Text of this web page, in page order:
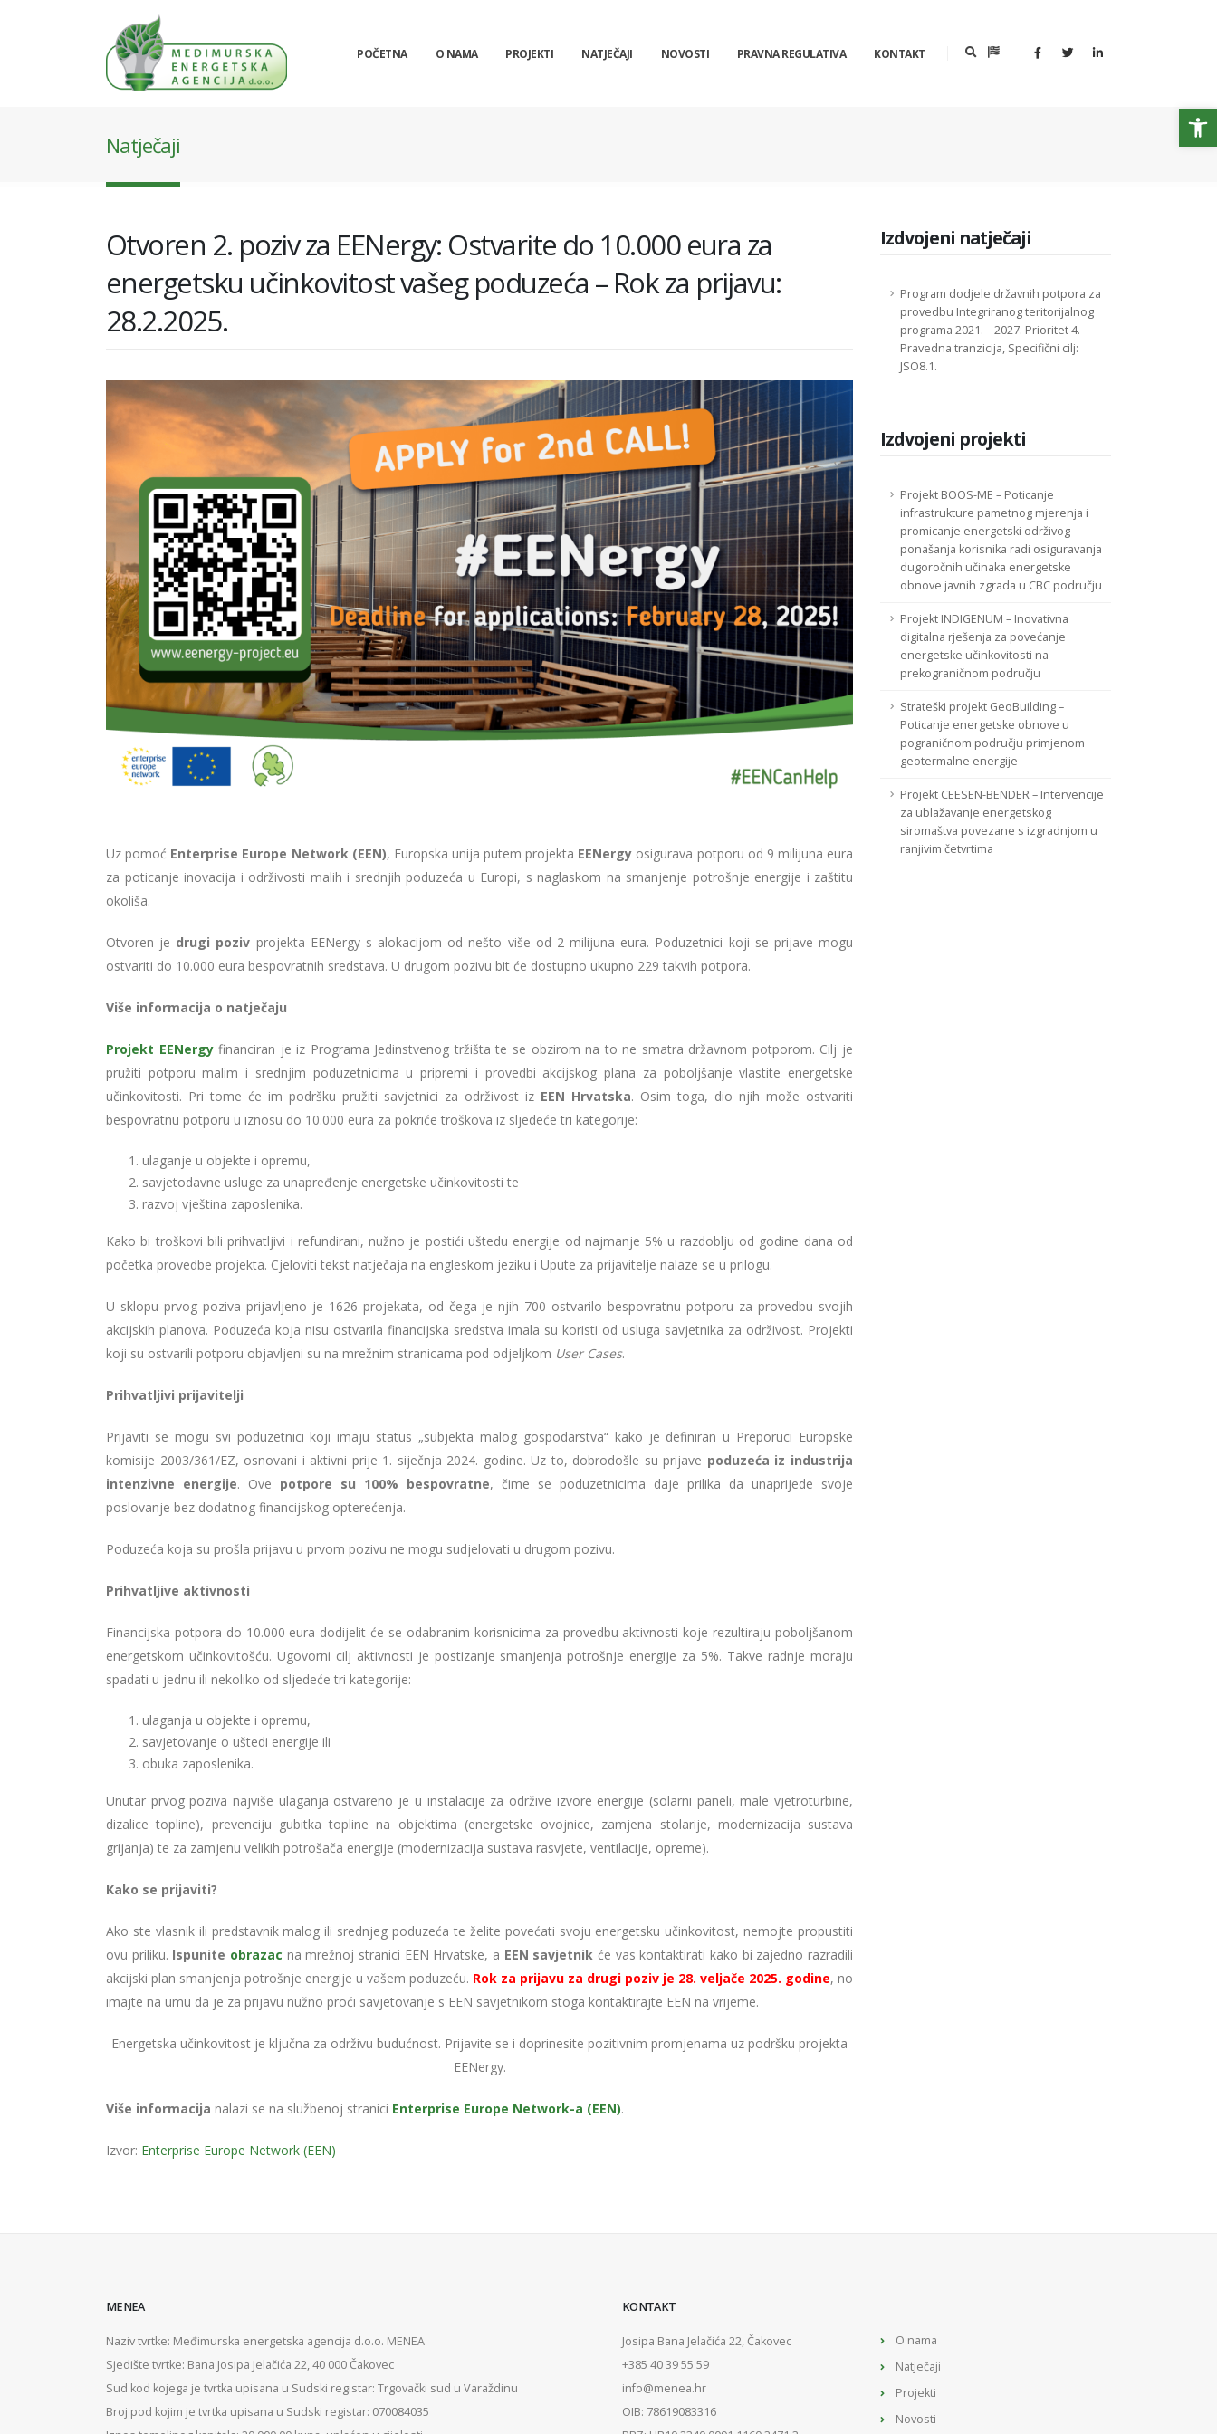
POČETNA O NAMA PROJEKTI NATJEČAJI NOVOSTI PRAVNA REGULATIVA KONTAKT
Natječaji
Otvoren 2. poziv za EENergy: Ostvarite do 10.000 eura za
energetsku učinkovitost vašeg poduzeća – Rok za prijavu:
28.2.2025.
Uz pomoć Enterprise Europe Network (EEN), Europska unija putem projekta EENergy osigurava potporu od 9 milijuna eura
za poticanje inovacija i održivosti malih i srednjih poduzeća u Europi, s naglaskom na smanjenje potrošnje energije i zaštitu
okoliša.
Otvoren je drugi poziv projekta EENergy s alokacijom od nešto više od 2 milijuna eura. Poduzetnici koji se prijave mogu
ostvariti do 10.000 eura bespovratnih sredstava. U drugom pozivu bit će dostupno ukupno 229 takvih potpora.
Više informacija o natječaju
Projekt EENergyfinanciran je iz Programa Jedinstvenog tržišta te se obzirom na to ne smatra državnom potporom. Cilj je
pružiti potporu malim i srednjim poduzetnicima u pripremi i provedbi akcijskog plana za poboljšanje vlastite energetske
učinkovitosti. Pri tome će im podršku pružiti savjetnici za održivost iz EEN Hrvatska. Osim toga, dio njih može ostvariti
bespovratnu potporu u iznosu do 10.000 eura za pokriće troškova iz sljedeće tri kategorije:
ulaganje u objekte i opremu,
savjetodavne usluge za unapređenje energetske učinkovitosti te
razvoj vještina zaposlenika.
Kako bi troškovi bili prihvatljivi i refundirani, nužno je postići uštedu energije od najmanje 5% u razdoblju od godine dana od
početka provedbe projekta. Cjeloviti tekst natječaja na engleskom jeziku i Upute za prijavitelje nalaze se u prilogu.
U sklopu prvog poziva prijavljeno je 1626 projekata, od čega je njih 700 ostvarilo bespovratnu potporu za provedbu svojih
akcijskih planova. Poduzeća koja nisu ostvarila financijska sredstva imala su koristi od usluga savjetnika za održivost. Projekti
koji su ostvarili potporu objavljeni su na mrežnim stranicama pod odjeljkom User Cases.
Prihvatljivi prijavitelji
Prijaviti se mogu svi poduzetnici koji imaju status „subjekta malog gospodarstva“ kako je definiran u Preporuci Europske
komisije 2003/361/EZ, osnovani i aktivni prije 1. siječnja 2024. godine. Uz to, dobrodošle su prijave poduzeća iz industrija
intenzivne energije. Ove potpore su 100% bespovratne, čime se poduzetnicima daje prilika da unaprijede svoje
poslovanje bez dodatnog financijskog opterećenja.
Poduzeća koja su prošla prijavu u prvom pozivu ne mogu sudjelovati u drugom pozivu.
Prihvatljive aktivnosti
Financijska potpora do 10.000 eura dodijelit će se odabranim korisnicima za provedbu aktivnosti koje rezultiraju poboljšanom
energetskom učinkovitošću. Ugovorni cilj aktivnosti je postizanje smanjenja potrošnje energije za 5%. Takve radnje moraju
spadati u jednu ili nekoliko od sljedeće tri kategorije:
ulaganja u objekte i opremu,
savjetovanje o uštedi energije ili
obuka zaposlenika.
Unutar prvog poziva najviše ulaganja ostvareno je u instalacije za održive izvore energije (solarni paneli, male vjetroturbine,
dizalice topline), prevenciju gubitka topline na objektima (energetske ovojnice, zamjena stolarije, modernizacija sustava
grijanja) te za zamjenu velikih potrošača energije (modernizacija sustava rasvjete, ventilacije, opreme).
Kako se prijaviti?
Ako ste vlasnik ili predstavnik malog ili srednjeg poduzeća te želite povećati svoju energetsku učinkovitost, nemojte propustiti
ovu priliku. Ispunite obrazac na mrežnoj stranici EEN Hrvatske, a EEN savjetnik će vas kontaktirati kako bi zajedno razradili
akcijski plan smanjenja potrošnje energije u vašem poduzeću. Rok za prijavu za drugi poziv je 28. veljače 2025. godine, no
imajte na umu da je za prijavu nužno proći savjetovanje s EEN savjetnikom stoga kontaktirajte EEN na vrijeme.
Energetska učinkovitost je ključna za održivu budućnost. Prijavite se i doprinesite pozitivnim promjenama uz podršku projekta
EENergy.
Više informacija nalazi se na službenoj stranici Enterprise Europe Network-a (EEN).
Izvor: Enterprise Europe Network (EEN)
Izdvojeni natječaji
Program dodjele državnih potpora za
provedbu Integriranog teritorijalnog
programa 2021. – 2027. Prioritet 4.
Pravedna tranzicija, Specifični cilj:
JSO8.1.
Izdvojeni projekti
Projekt BOOS-ME – Poticanje
infrastrukture pametnog mjerenja i
promicanje energetski održivog
ponašanja korisnika radi osiguravanja
dugoročnih učinaka energetske
obnove javnih zgrada u CBC području
Projekt INDIGENUM – Inovativna
digitalna rješenja za povećanje
energetske učinkovitosti na
prekograničnom području
Strateški projekt GeoBuilding –
Poticanje energetske obnove u
pograničnom području primjenom
geotermalne energije
Projekt CEESEN-BENDER – Intervencije
za ublažavanje energetskog
siromaštva povezane s izgradnjom u
ranjivim četvrtima
MENEA
Naziv tvrtke: Međimurska energetska agencija d.o.o. MENEA
Sjedište tvrtke: Bana Josipa Jelačića 22, 40 000 Čakovec
Sud kod kojega je tvrtka upisana u Sudski registar: Trgovački sud u Varaždinu
Broj pod kojim je tvrtka upisana u Sudski registar: 070084035
KONTAKT
Josipa Bana Jelačića 22, Čakovec
+385 40 39 55 59
info@menea.hr
OIB: 78619083316
O nama
Natječaji
Projekti
Novosti